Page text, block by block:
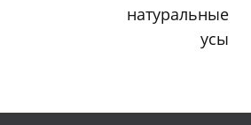
натуральные
усы